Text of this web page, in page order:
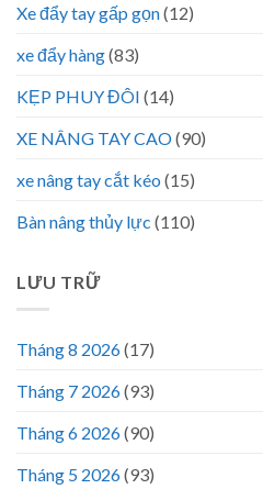
Xe đẩy tay gấp gọn(12)
xe đẩy hàng(83)
KẸP PHUY ĐÔI (14)
XE NÂNG TAY CAO(90)
xe nâng tay cắt kéo (15)
Bàn nâng thủy lực (110)
LƯU TRỮ
Tháng 8 2026(17)
Tháng 7 2026(93)
Tháng 6 2026(90)
Tháng 5 2026(93)